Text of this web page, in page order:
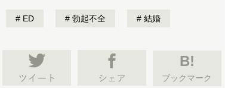
ED 勃起不全 結婚
B!
ブックマーク